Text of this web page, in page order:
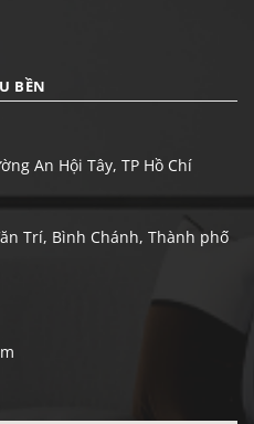
BỀN
An Hội Tây, TP Hồ Chí
Trí, Bình Chánh, Thành phố